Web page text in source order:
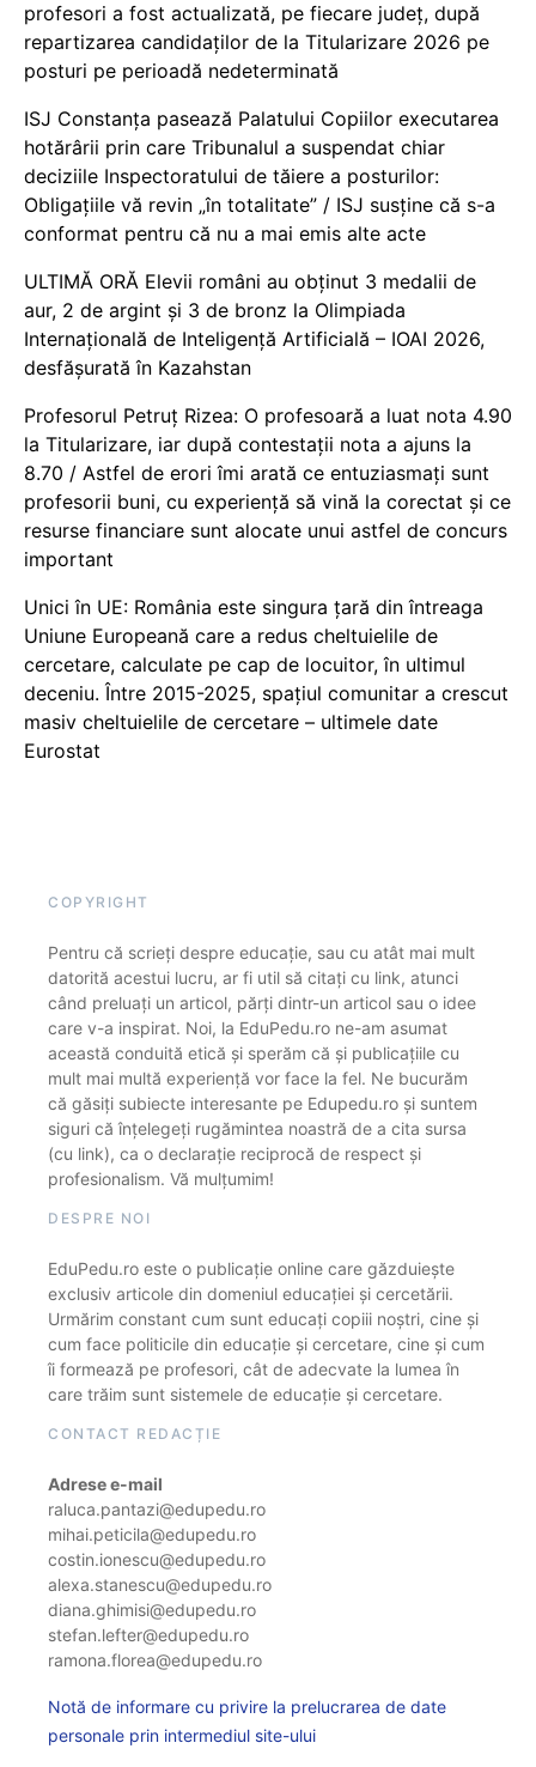
profesori a fost actualizată, pe fiecare județ, după
repartizarea candidaților de la Titularizare 2026 pe
posturi pe perioadă nedeterminată
ISJ Constanța pasează Palatului Copiilor executarea
hotărârii prin care Tribunalul a suspendat chiar
deciziile Inspectoratului de tăiere a posturilor:
Obligațiile vă revin „în totalitate” / ISJ susține că s-a
conformat pentru că nu a mai emis alte acte
ULTIMĂ ORĂ Elevii români au obținut 3 medalii de
aur, 2 de argint și 3 de bronz la Olimpiada
Internațională de Inteligență Artificială – IOAI 2026,
desfășurată în Kazahstan
Profesorul Petruț Rizea: O profesoară a luat nota 4.90
la Titularizare, iar după contestații nota a ajuns la
8.70 / Astfel de erori îmi arată ce entuziasmați sunt
profesorii buni, cu experiență să vină la corectat și ce
resurse financiare sunt alocate unui astfel de concurs
important
Unici în UE: România este singura țară din întreaga
Uniune Europeană care a redus cheltuielile de
cercetare, calculate pe cap de locuitor, în ultimul
deceniu. Între 2015-2025, spațiul comunitar a crescut
masiv cheltuielile de cercetare – ultimele date
Eurostat
COPYRIGHT
Pentru că scrieți despre educație, sau cu atât mai mult
datorită acestui lucru, ar fi util să citați cu link, atunci
când preluați un articol, părți dintr-un articol sau o idee
care v-a inspirat. Noi, la EduPedu.ro ne-am asumat
această conduită etică și sperăm că și publicațiile cu
mult mai multă experiență vor face la fel. Ne bucurăm
că găsiți subiecte interesante pe Edupedu.ro și suntem
siguri că înțelegeți rugămintea noastră de a cita sursa
(cu link), ca o declarație reciprocă de respect și
profesionalism. Vă mulțumim!
DESPRE NOI
EduPedu.ro este o publicație online care găzduiește
exclusiv articole din domeniul educației și cercetării.
Urmărim constant cum sunt educați copiii noștri, cine și
cum face politicile din educație și cercetare, cine și cum
îi formează pe profesori, cât de adecvate la lumea în
care trăim sunt sistemele de educație și cercetare.
CONTACT REDACȚIE
Adrese e-mail
raluca.pantazi@edupedu.ro
mihai.peticila@edupedu.ro
costin.ionescu@edupedu.ro
alexa.stanescu@edupedu.ro
diana.ghimisi@edupedu.ro
stefan.lefter@edupedu.ro
ramona.florea@edupedu.ro
Notă de informare cu privire la prelucrarea de date
personale prin intermediul site-ului